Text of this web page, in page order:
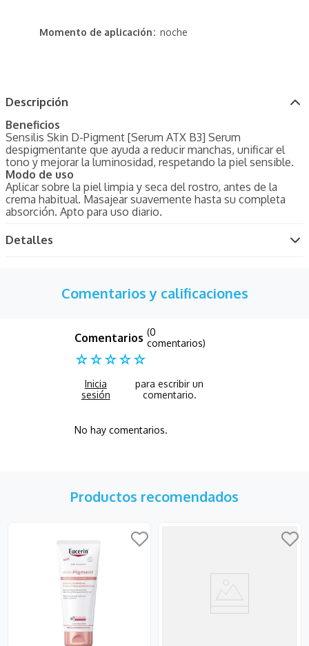
Momento de aplicación noche
Descripción
Beneficios
Sensilis Skin D-Pigment [Serum ATX B3] Serum
despigmentante que ayuda a reducir manchas, unificar el
tono y mejorar la luminosidad, respetando la piel sensible.
Modo de uso
Aplicar sobre la piel limpia y seca del rostro, antes de la
crema habitual. Masajear suavemente hasta su completa
absorción. Apto para uso diario.
Detalles
Comentarios y calificaciones
☆☆☆☆☆
(0
comentarios)
No hay comentarios.
Productos recomendados